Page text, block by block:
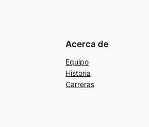
Acerca de
Equipo
Historia
Carreras